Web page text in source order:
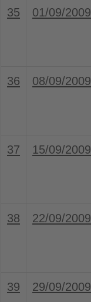
35
01/09/2009
36
08/09/2009
37
15/09/2009
38
22/09/2009
39
29/09/2009